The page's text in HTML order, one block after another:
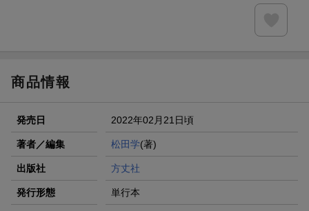
商品情報
発売日 2022年02月21日頃
著者／編集 松田学(著)
出版社 方丈社
発行形態 単行本